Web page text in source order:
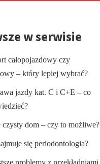
w serwisie
całopojazdowy czy
– który lepiej wybrać?
jazdy kat. C i C+E – co
czysty dom – czy to możliwe?
się periodontologia?
problemy z przekładniami